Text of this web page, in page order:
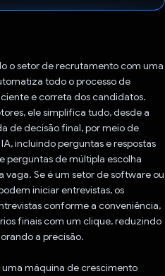
o setor de recrutamento com uma
todo o processo de
e correta dos candidatos.
ele simplifica tudo, desde a
de decisão final, por meio de
incluindo perguntas e respostas
perguntas de múltipla escolha
vaga. Se é um setor de software ou
iniciar entrevistas, os
conforme a conveniência,
finais com um clique, reduzindo
a precisão.
uma máquina de crescimento